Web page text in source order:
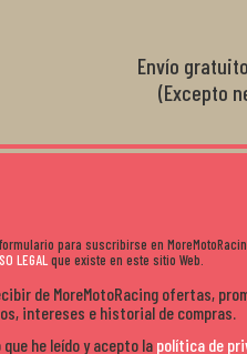
Envío
(Excepto
para suscribirse en
LEGALque existe en este sitio Web.
de MoreMotoRacing ofertas,
intereses e historial de compras.
que he leído y acepto la política de